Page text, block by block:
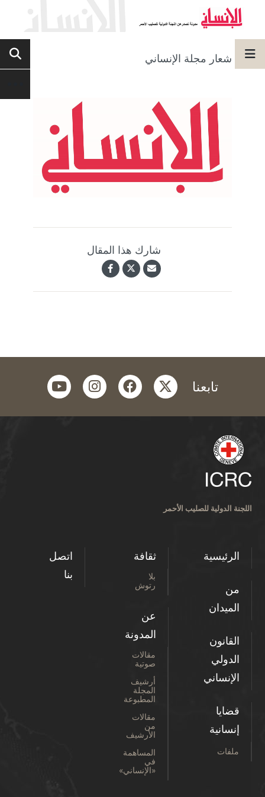
شعار مجلة الإنساني
شارك هذا المقال
تابعنا twitter
facebook
instagram
youtube
اللجنة الدولية للصليب الأحمر
الرئيسية
من
الميدان
القانون
الدولي
الإنساني
قضايا
إنسانية
ملفات
ثقافة
بلا
رتوش
عن
المدونة
مقالات
صوتية
أرشيف
المجلة
المطبوعة
مقالات
من
الأرشيف
المساهمة
في
«الإنساني»
اتصل
بنا